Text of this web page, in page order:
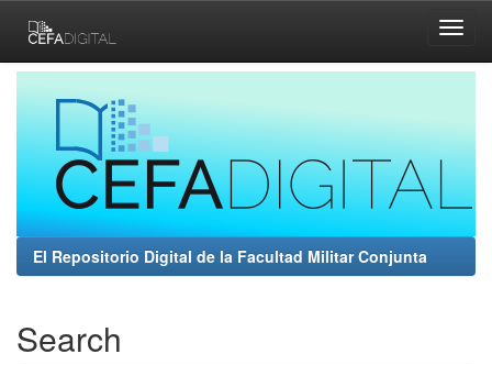
navigation
El Repositorio Digital de la Facultad Militar Conjunta
Search